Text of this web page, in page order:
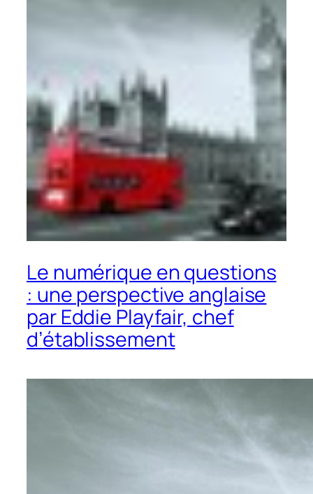
Le numérique en questions
: une perspective anglaise
par Eddie Playfair, chef
d’établissement